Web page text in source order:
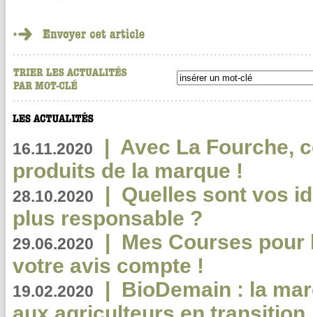
16.11.2020 | Avec La Fourche,
produits de la marque !
28.10.2020 | Quelles sont vos
plus responsable ?
29.06.2020 | Mes Courses pour
votre avis compte !
19.02.2020 | BioDemain : la